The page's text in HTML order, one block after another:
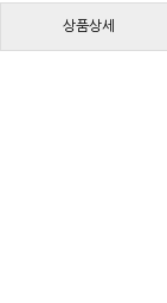
상품상세